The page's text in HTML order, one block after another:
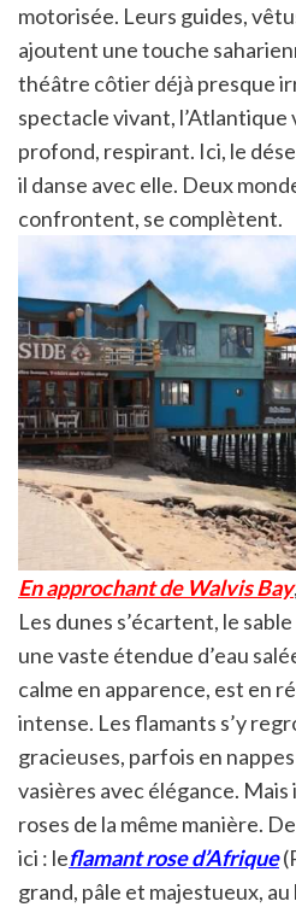
motorisée. Leurs guides,
ajoutent une touche
théâtre côtier déjà presque
spectacle vivant, l’Atlantique
profond, respirant. Ici, le
il danse avec elle. Deux
confrontent, se complètent.
En approchant de Walvis Bay
Les dunes s’écartent, le
une vaste étendue d’eau
calme en apparence, est en
intense. Les flamants s’y
gracieuses, parfois en
vasières avec élégance. Mais
roses de la même manière.
ici : leflamant rose d’Afrique
grand, pâle et majestueux,